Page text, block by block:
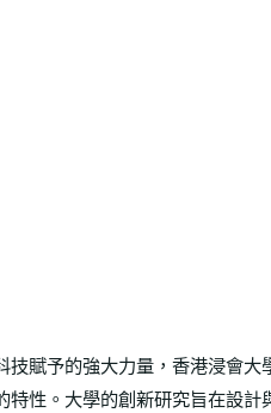
賦予的強大力量，香港浸會大
性。大學的創新研究旨在設計